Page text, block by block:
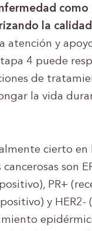
como
la
atención y
4 puede
de
la vida
cierto en
cancerosas son
PR+
y HER2-